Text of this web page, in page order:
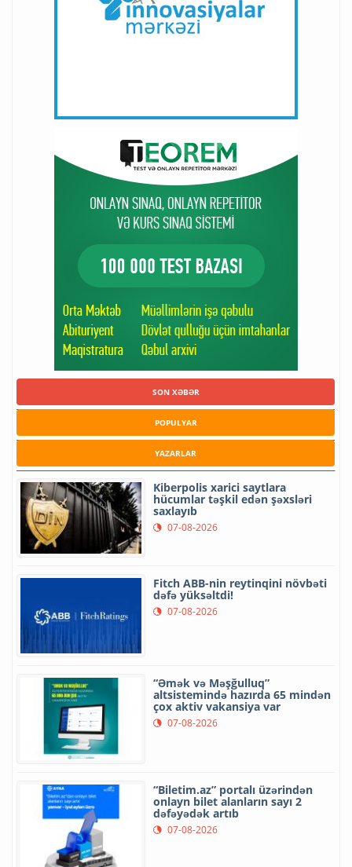
SON XƏBƏR
POPULYAR
YAZARLAR
Kiberpolis xarici saytlara
hücumlar təşkil edən şəxsləri
saxlayıb
07-08-2026
Fitch ABB-nin reytinqini növbəti
dəfə yüksəltdi!
07-08-2026
“Əmək və Məşğulluq”
altsistemində hazırda 65 mindən
çox aktiv vakansiya var
07-08-2026
“Biletim.az” portalı üzərindən
onlayn bilet alanların sayı 2
dəfəyədək artıb
07-08-2026